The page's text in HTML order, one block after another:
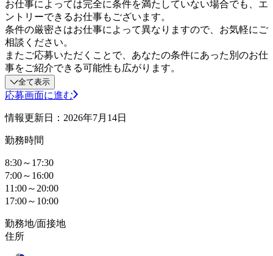
お仕事によっては完全に条件を満たしていない場合でも、エ
ントリーできるお仕事もございます。
条件の厳密さはお仕事によって異なりますので、お気軽にご
相談ください。
またご応募いただくことで、あなたの条件にあった別のお仕
事をご紹介できる可能性も広がります。
全て表示
応募画面に進む
情報更新日：2026年7月14日
勤務時間
8:30～17:30
7:00～16:00
11:00～20:00
17:00～10:00
勤務地/面接地
住所